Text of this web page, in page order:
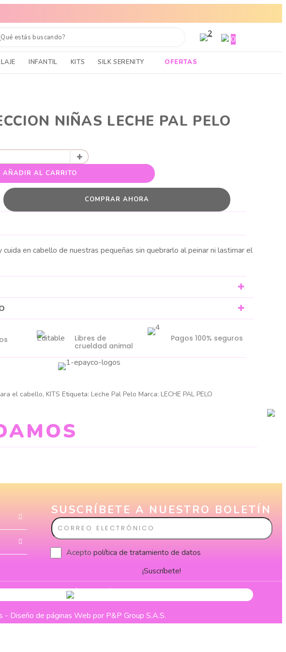
Y MAQUILLAJE TOP
0
INFANTIL KITS SILK SERENITY OFERTAS
NIÑAS LECHE PAL PELO
+
AÑADIR AL CARRITO
COMPRAR AHORA
en cabello de nuestras pequeñas sin quebrarlo al peinar ni lastimar el
Libres de
crueldad animal
Pagos 100% seguros
el cabello, KITS Etiqueta: Leche Pal Pelo Marca: LECHE PAL PELO
SUSCRÍBETE A NUESTRO BOLETÍN
Correo
electrónico
Acepto política de tratamiento de datos
¡Suscríbete!
- Diseño de páginas Web por P&P Group S.A.S.